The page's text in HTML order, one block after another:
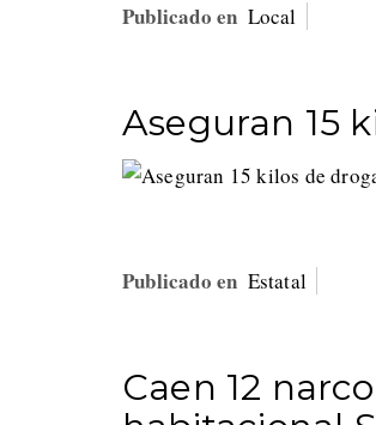
Publicado en Local
Aseguran 15
Publicado en Estatal
Caen 12